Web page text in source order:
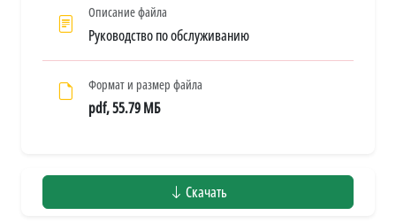
Описание файла
Руководство по обслуживанию
Формат и размер файла
pdf, 55.79 МБ
Скачать